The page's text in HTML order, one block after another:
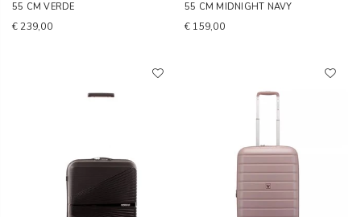
55 CM VERDE
€ 239,00
55 CM MIDNIGHT NAVY
€ 159,00